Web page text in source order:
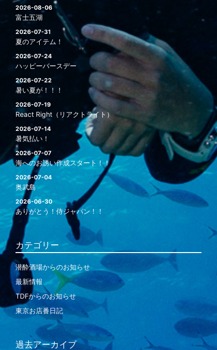
2026-08-06
富士五湖
2026-07-31
夏のアイテム！
2026-07-24
ハッピーバースデー
2026-07-22
暑い夏が！！！
2026-07-19
React Right（リアクトライト）
2026-07-14
暑気払い！
2026-07-07
海へのお誘い作成スタート！！
2026-07-04
奥武島
2026-06-30
ありがとう！侍ジャパン！！
カテゴリー
潜酔酒場からのお知らせ
最新情報
TDFからのお知らせ
東京お店番日記
過去アーカイブ